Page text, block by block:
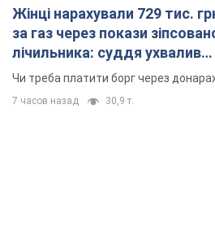
Жінці нарахували 729 тис.
за газ через покази
лічильника: суддя ухвалив
неочікуване рішення
Чи треба платити борг через
7 часов назад 30,9 т.